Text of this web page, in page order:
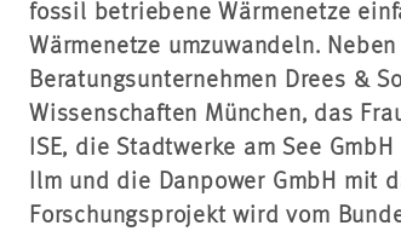
fossil betriebene Wärmenetze
Wärmenetze umzuwandeln.
Beratungsunternehmen Drees &
Wissenschaften München, das
ISE, die Stadtwerke am See
Ilm und die Danpower GmbH mit
Forschungsprojekt wird vom